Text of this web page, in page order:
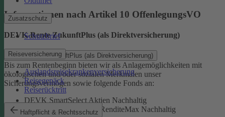
Zusatzschutz
Schutzbrief
Reiseversicherung
Auslandsreisekrankenversicherung
Reisegepäck
Reiserücktritt
Haftpflicht & Rechtsschutz
Informationen nach Artikel 10 OffenlegungsVO
DEVK-Rente ZukunftPlus (als Direktversicherung)
DEVK-Rente ZukunftPlus (als Direktversicherung)
Bis zum Rentenbeginn bieten wir als Anlagemöglichkeiten mit
ökologischen und/oder sozialen Merkmalen unser
Sicherungsvermögen sowie folgende Fonds an:
DEVK SmartSelect Aktien Nachhaltig
DEVK-Anlagekonzept RenditeMax Nachhaltig